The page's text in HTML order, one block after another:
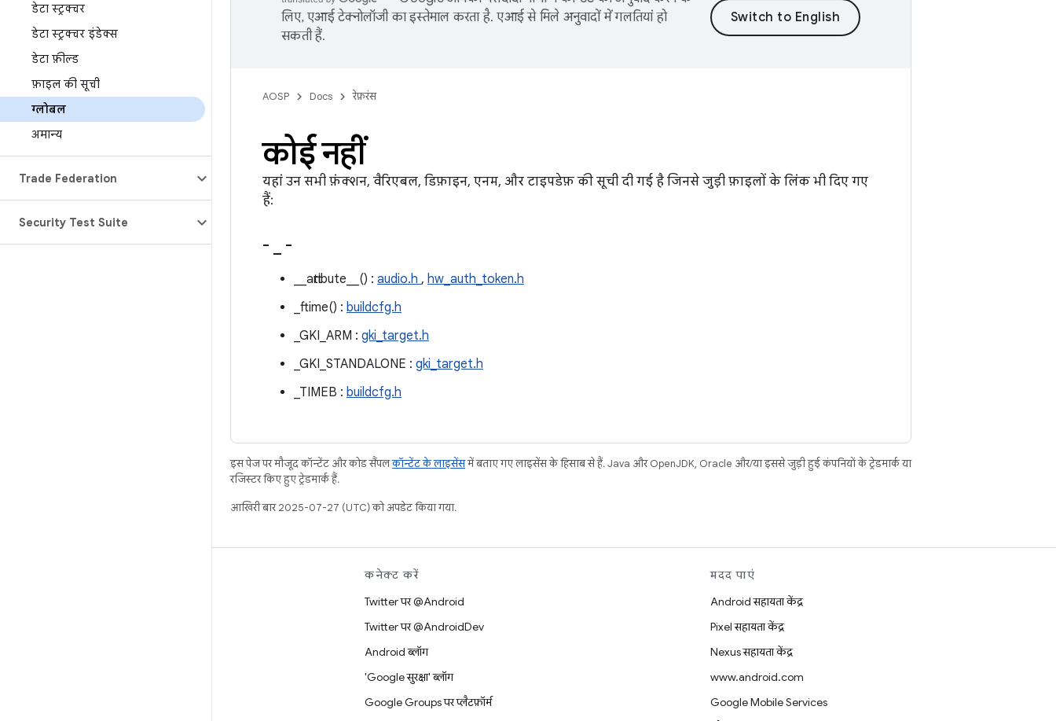
डेटा स्ट्रक्चर
डेटा स्ट्रक्चर इंडेक्स
डेटा फ़ील्ड
फ़ाइल की सूची
ग्लोबल
अमान्य
Trade Federation
Security Test Suite
लिए, एआई टेक्नोलॉजी का इस्तेमाल करता है. एआई से मिले अनुवादों में गलतियां हो
सकती हैं.
AOSP Docs रेफ़रंस
कोई नहीं
यहां उन सभी फ़ंक्शन, वैरिएबल, डिफ़ाइन, एनम, और टाइपडेफ़ की सूची दी गई है जिनसे जुड़ी फ़ाइलों के लिंक भी दिए गए
हैं:
- -
__attribute__() : audio.h , hw_auth_token.h
_ftime() : buildcfg.h
_GKI_ARM : gki_target.h
_GKI_STANDALONE : gki_target.h
_TIMEB : buildcfg.h
इस पेज पर मौजूद कॉन्टेंट और कोड सैंपलकॉन्टेंट के लाइसेंसमें बताए गए लाइसेंस के हिसाब से हैं. Java और OpenJDK, Oracle और/या इससे जुड़ी हुई कंपनियों के ट्रेडमार्क या
रजिस्टर किए हुए ट्रेडमार्क हैं.
आखिरी बार 2025-07-27 (UTC) को अपडेट किया गया.
कनेक्ट करें
Twitter पर @Android
Twitter पर @AndroidDev
Android ब्लॉग
'Google सुरक्षा' ब्लॉग
Google Groups पर प्लैटफ़ॉर्म
मदद पाएं
Android सहायता केंद्र
Pixel सहायता केंद्र
Nexus सहायता केंद्र
www.android.com
Google Mobile Services